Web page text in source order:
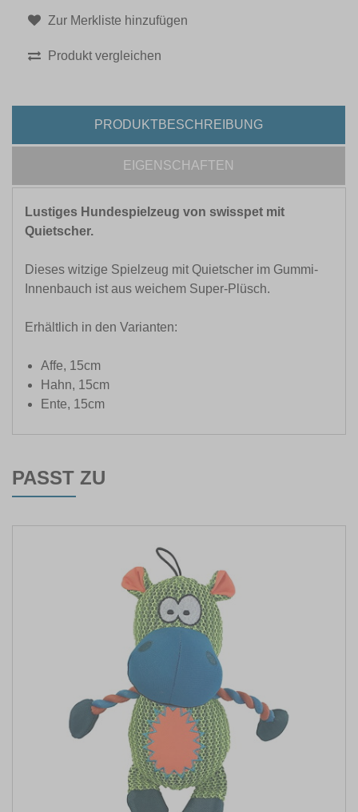
Zur Merkliste hinzufügen
Produkt vergleichen
PRODUKTBESCHREIBUNG
EIGENSCHAFTEN
Lustiges Hundespielzeug von swisspet mit
Quietscher.
Dieses witzige Spielzeug mit Quietscher im Gummi-
Innenbauch ist aus weichem Super-Plüsch.
Erhältlich in den Varianten:
Affe, 15cm
Hahn, 15cm
Ente, 15cm
PASST ZU